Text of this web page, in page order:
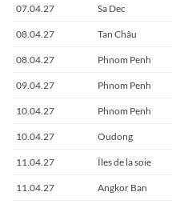
07.04.27 Sa Dec
08.04.27 Tan Châu
08.04.27 Phnom Penh
09.04.27 Phnom Penh
10.04.27 Phnom Penh
10.04.27 Oudong
11.04.27 Îles de la soie
11.04.27 Angkor Ban